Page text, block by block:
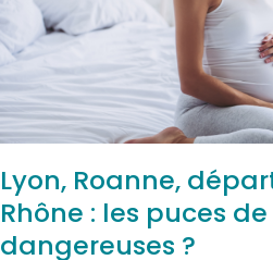
Lyon, Roanne,
Rhône : les puces
dangereuses ?
Rhône
les
puces
de
lit
elles
dangereuses
?